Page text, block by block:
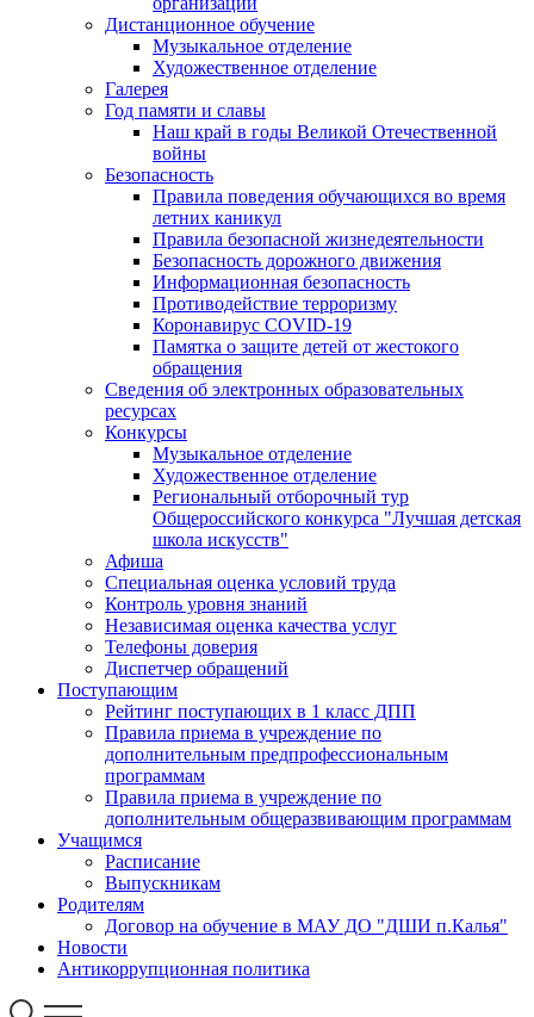
Дистанционное обучение
Музыкальное отделение
Художественное отделение
Галерея
Год памяти и славы
Наш край в годы Великой Отечественной
войны
Безопасность
Правила поведения обучающихся во время
летних каникул
Правила безопасной жизнедеятельности
Безопасность дорожного движения
Информационная безопасность
Противодействие терроризму
Коронавирус COVID-19
Памятка о защите детей от жестокого
обращения
Сведения об электронных образовательных
ресурсах
Конкурсы
Музыкальное отделение
Художественное отделение
Региональный отборочный тур
Общероссийского конкурса "Лучшая детская
школа искусств"
Афиша
Специальная оценка условий труда
Контроль уровня знаний
Независимая оценка качества услуг
Телефоны доверия
Диспетчер обращений
Поступающим
Рейтинг поступающих в 1 класс ДПП
Правила приема в учреждение по
дополнительным предпрофессиональным
программам
Правила приема в учреждение по
дополнительным общеразвивающим программам
Учащимся
Расписание
Выпускникам
Родителям
Договор на обучение в МАУ ДО "ДШИ п.Калья"
Новости
Антикоррупционная политика